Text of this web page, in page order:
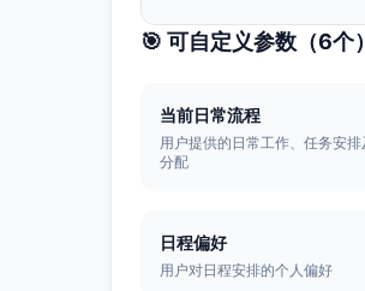
🎯 可自定义参数（6个）
当前日常流程
用户提供的日常工作、任务安排
分配
日程偏好
用户对日程安排的个人偏好